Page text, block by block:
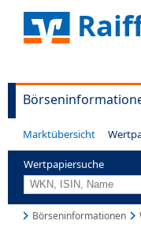
Marktübersicht
Wertpapiersuche
Börseninformationen